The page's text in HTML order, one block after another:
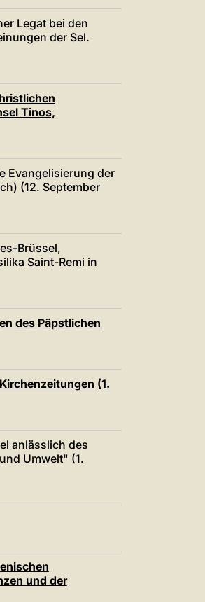
Legat bei den
der Sel.
Tinos,
Evangelisierung der
(12. September
Brüssel,
Saint-Remi in
des Päpstlichen
(1.
anlässlich des
Umwelt" (1.
und der